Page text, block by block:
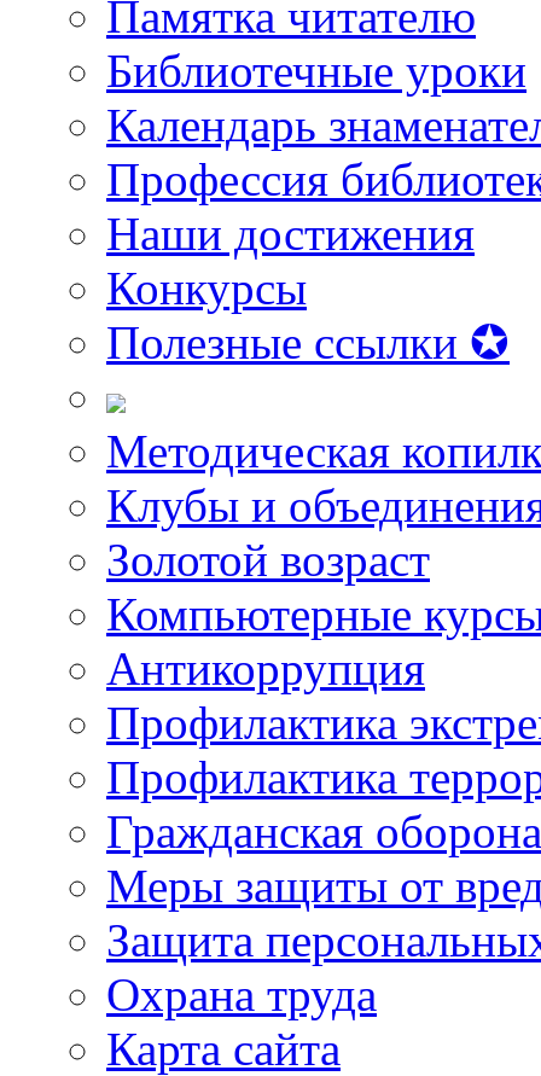
Памятка читателю
Библиотечные уроки
Календарь
Профессия
Наши достижения
Конкурсы
Полезные ссылки ✪
Методическая
Клубы и
Золотой возраст
Компьютерные
Антикоррупция
Профилактика
Профилактика
Гражданская оборона
Меры защиты от
Защита
Охрана труда
Карта сайта